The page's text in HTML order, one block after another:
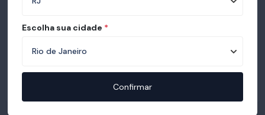
Escolha sua cidade *
Confirmar